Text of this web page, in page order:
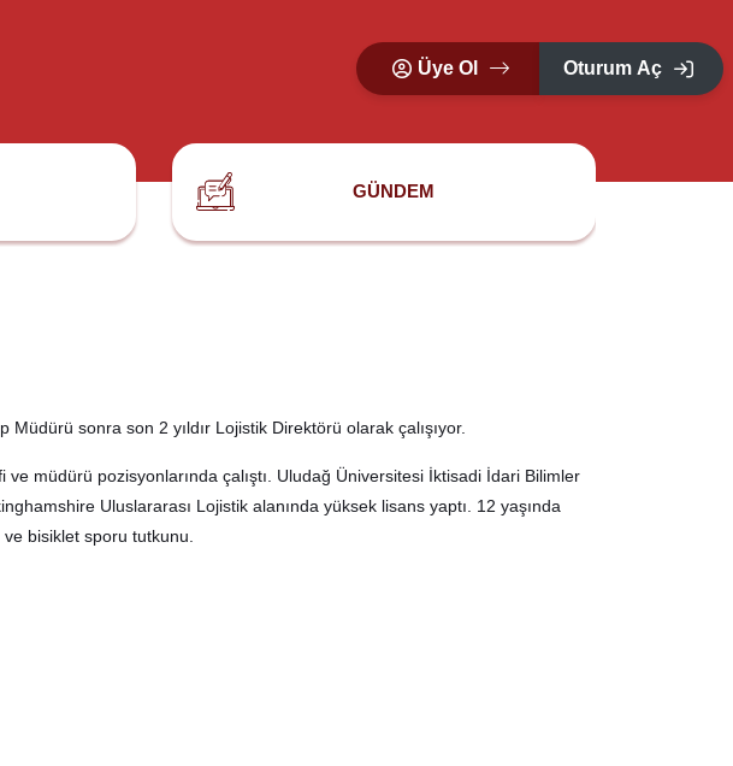
Üye Ol Oturum Aç
GÜNDEM
Müdürü sonra son 2 yıldır Lojistik Direktörü olarak çalışıyor.
müdürü pozisyonlarında çalıştı. Uludağ Üniversitesi İktisadi İdari Bilimler
Uluslararası Lojistik alanında yüksek lisans yaptı. 12 yaşında
bisiklet sporu tutkunu.